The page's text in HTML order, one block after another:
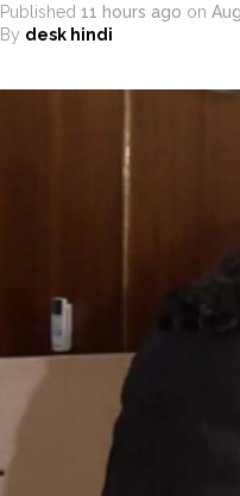
Published 11 hours ago on
By desk hindi